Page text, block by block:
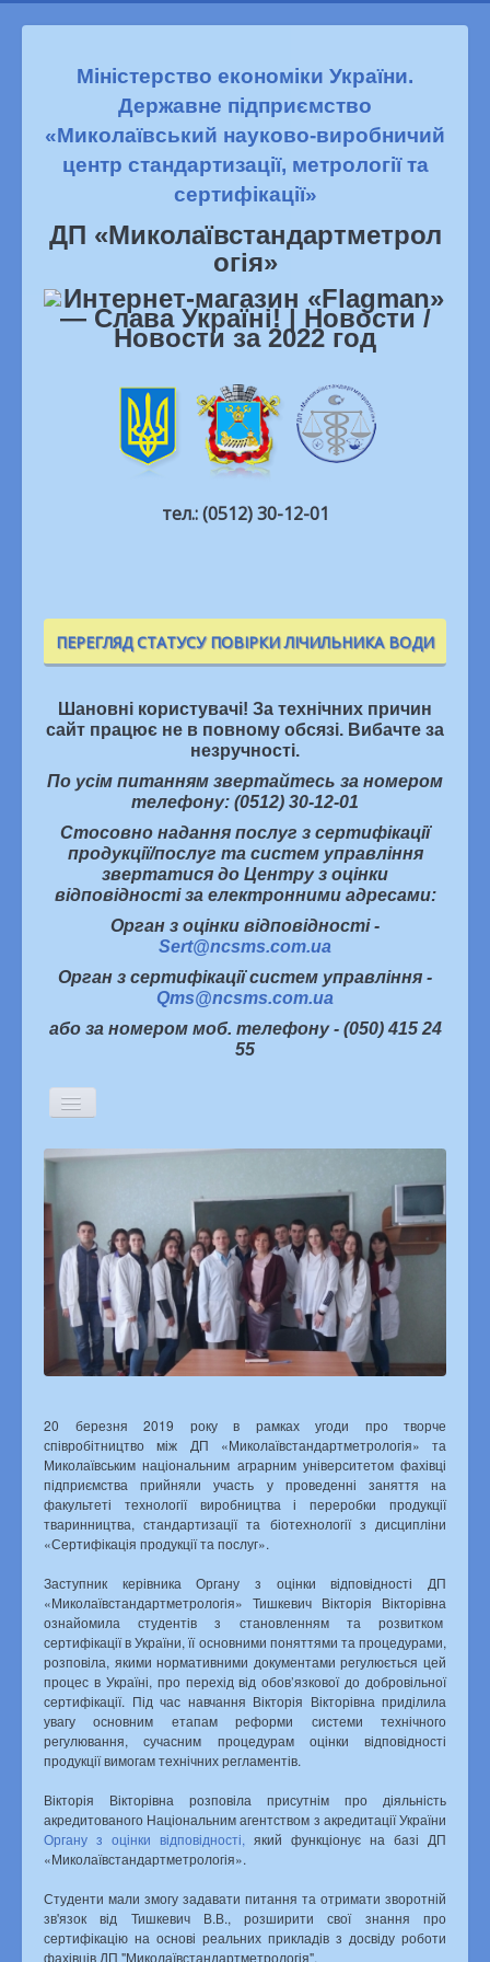
Міністерство економіки України.
Державне підприємство
«Миколаївський науково-виробничий
центр стандартизації, метрології та
сертифікації»
ДП «Миколаївстандартметрол
огiя»
тел.: (0512) 30-12-01
ПЕРЕГЛЯД СТАТУСУ ПОВІРКИ ЛІЧИЛЬНИКА ВОДИ
Шановні користувачі! За технічних причин
сайт працює не в повному обсязі. Вибачте за
незручності.
По усім питанням звертайтесь за номером
телефону: (0512) 30-12-01
Стосовно надання послуг з сертифікації
продукції/послуг та систем управління
звертатися до Центру з оцінки
відповідності за електронними адресами:
Орган з оцінки відповідності -
Sert@ncsms.com.ua
Орган з сертифікації систем управління -
Qms@ncsms.com.ua
або за номером моб. телефону - (050) 415 24
55
Включить/
выключить
навигацию
Структура підприємства
Партнери про нас
Інформаційна політика
Статті
Новини
Архів новин
Конкурси
«Я хочу жити в якісному світі»
Наукова діяльність
Публічна інформація
Законодавча база
Питання – відповіді
Кадрова політика
Вакансії
Співпраця
Юридичні коментарі
Підсумки роботи ДП
Загальна інформація
Конкурс з відбору суб’єктів аудиторської діяльності
Профспілка
Склад профспілкового комітету
Дитяча сторінка
Контакти
ЗМІ про нас
20 березня 2019 року в рамках угоди про творче
співробітництво між ДП «Миколаївстандартметрологія» та
Миколаївським національним аграрним університетом фахівці
підприємства прийняли участь у проведенні заняття на
факультеті технології виробництва і переробки продукції
тваринництва, стандартизації та біотехнології з дисципліни
«Сертифікація продукції та послуг».
Заступник керівника Органу з оцінки відповідності ДП
«Миколаївстандартметрологія» Тишкевич Вікторія Вікторівна
ознайомила студентів з становленням та розвитком
сертифікації в України, її основними поняттями та процедурами,
розповіла, якими нормативними документами регулюється цей
процес в Україні, про перехід від обов’язкової до добровільної
сертифікації. Під час навчання Вікторія Вікторівна приділила
увагу основним етапам реформи системи технічного
регулювання, сучасним процедурам оцінки відповідності
продукції вимогам технічних регламентів.
Вікторія Вікторівна розповіла присутнім про діяльність
акредитованого Національним агентством з акредитації України
Органу з оцінки відповідності, який функціонує на базі ДП
«Миколаївстандартметрологія».
Студенти мали змогу задавати питання та отримати зворотній
зв'язок від Тишкевич В.В., розширити свої знання про
сертифікацію на основі реальних прикладів з досвіду роботи
фахівців ДП "Миколаївстандартметрологія".